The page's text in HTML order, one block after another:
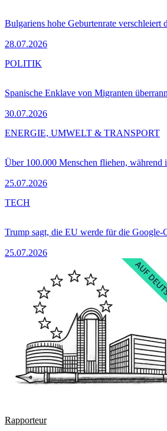
Bulgariens hohe Geburtenrate verschleiert
28.07.2026
Spanische Enklave von Migranten
30.07.2026
POLITIK
Über 100.000 Menschen fliehen,
25.07.2026
ENERGIE, UMWELT & TRANSPORT
Trump sagt, die EU werde für die Google-
25.07.2026
TECH
Rapporteur